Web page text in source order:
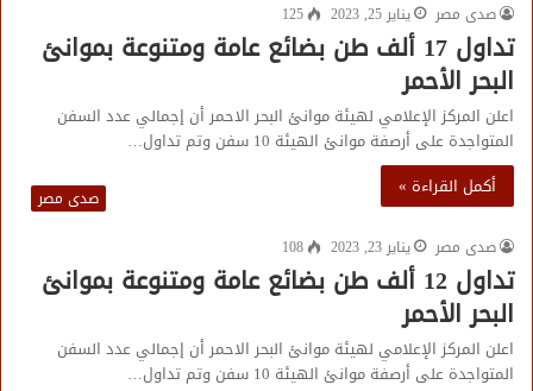
صدى مصر
يناير 25, 2023 125
تداول 17 ألف طن بضائع عامة ومتنوعة بموانئ
البحر الأحمر
اعلن المركز الإعلامي لهيئة موانئ البحر الاحمر أن إجمالي عدد السفن
المتواجدة على أرصفة موانئ الهيئة 10 سفن وتم تداول…
أكمل القراءة »
صدى مصر
صدى مصر
يناير 23, 2023 108
تداول 12 ألف طن بضائع عامة ومتنوعة بموانئ
البحر الأحمر
اعلن المركز الإعلامي لهيئة موانئ البحر الاحمر أن إجمالي عدد السفن
المتواجدة على أرصفة موانئ الهيئة 10 سفن وتم تداول…